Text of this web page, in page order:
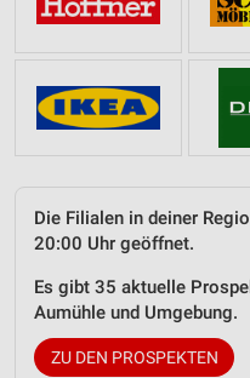
Die Filialen in deiner
20:00 Uhr geöffnet.
Es gibt 35 aktuelle
Aumühle und Umgebung.
ZU DEN PROSPEKTEN